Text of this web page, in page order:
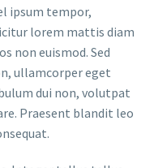
ipsum tempor,
lorem mattis diam
non euismod. Sed
ullamcorper eget
dui non, volutpat
Praesent blandit leo